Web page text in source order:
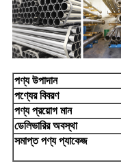
পণ্য উপাদান
পণ্যের বিবরণ
পণ্য প্রয়োগ মান
ডেলিভারির অবস্থা
সমাপ্ত পণ্য প্যাকেজ